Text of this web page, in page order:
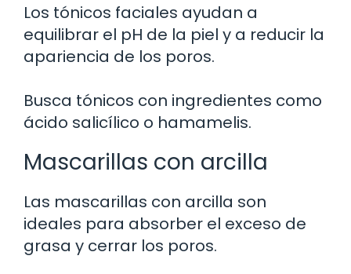
Los tónicos faciales ayudan a
equilibrar el pH de la piel y a reducir la
apariencia de los poros.
Busca tónicos con ingredientes como
ácido salicílico o hamamelis.
Mascarillas con arcilla
Las mascarillas con arcilla son
ideales para absorber el exceso de
grasa y cerrar los poros.